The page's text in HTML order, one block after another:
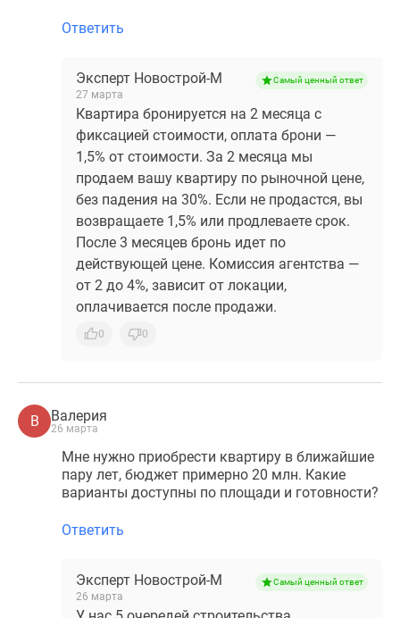
Ответить
Эксперт Новострой-М
27 марта
Самый ценный ответ
Квартира бронируется на 2 месяца с
фиксацией стоимости, оплата брони —
1,5% от стоимости. За 2 месяца мы
продаем вашу квартиру по рыночной цене,
без падения на 30%. Если не продастся, вы
возвращаете 1,5% или продлеваете срок.
После 3 месяцев бронь идет по
действующей цене. Комиссия агентства —
от 2 до 4%, зависит от локации,
оплачивается после продажи.
0 0
В Валерия
26 марта
Мне нужно приобрести квартиру в ближайшие
пару лет, бюджет примерно 20 млн. Какие
варианты доступны по площади и готовности?
Ответить
Эксперт Новострой-М
26 марта
Самый ценный ответ